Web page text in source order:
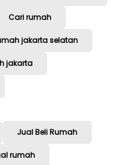
Cari rumah
jakarta selatan
jakarta
Jual Beli Rumah
rumah